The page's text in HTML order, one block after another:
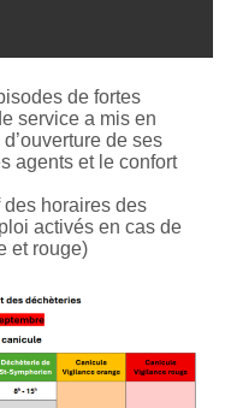
de fortes
service a mis en
de ses
agents et le confort
horaires des
activés en cas de
et rouge)